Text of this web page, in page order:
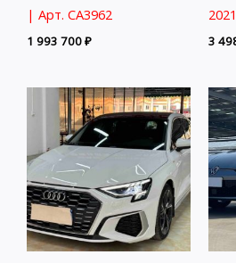
| Арт. CA3962
1 993 700₽
2021
3